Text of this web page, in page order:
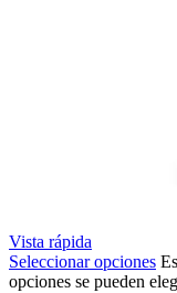
Vista rápida
Seleccionar opciones
opciones se pueden